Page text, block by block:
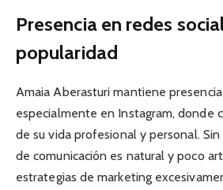
Presencia en redes
popularidad
Amaia Aberasturi mantiene
especialmente en Instagram, donde
de su vida profesional y personal.
de comunicación es natural y poco
estrategias de marketing